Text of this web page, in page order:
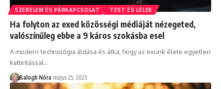
SZERELEM ÉS PÁRKAPCSOLAT TEST ÉS LÉLEK
Ha folyton az exed közösségi médiáját nézegeted,
valószínűleg ebbe a 9 káros szokásba esel
A modern technológia áldása és átka, hogy az exünk élete egyetlen
kattintással…
Balogh Nóra május 25, 2025